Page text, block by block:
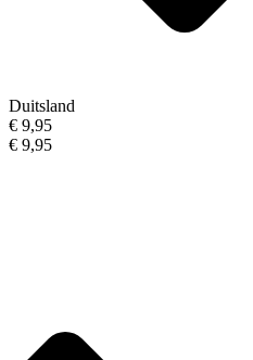
Duitsland
€ 9,95
€ 9,95